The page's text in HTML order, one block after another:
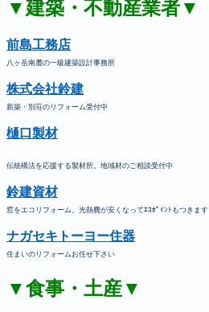
▼建築・不動産業者▼
前島工務店
八ヶ岳南麓の一級建築設計事務所
株式会社鈴建
新築・別荘のリフォーム受付中
樋口製材
伝統構法を応援する製材所。地域材のご相談受付中
鈴建資材
窓をエコリフォーム。光熱費が安くなってｴｺﾎﾟｲﾝﾄもつきます
ナガセキトーヨー住器
住まいのリフォームお任せ下さい
▼食事・土産▼